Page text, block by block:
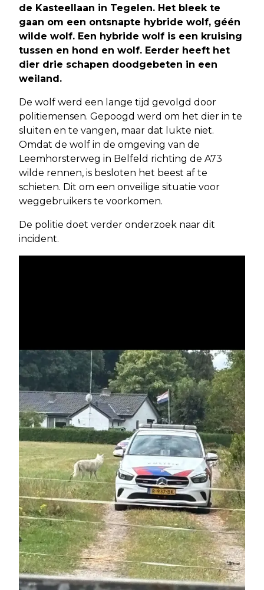
de Kasteellaan in Tegelen. Het bleek te
gaan om een ontsnapte hybride wolf, géén
wilde wolf. Een hybride wolf is een kruising
tussen en hond en wolf. Eerder heeft het
dier drie schapen doodgebeten in een
weiland.
De wolf werd een lange tijd gevolgd door
politiemensen. Gepoogd werd om het dier in te
sluiten en te vangen, maar dat lukte niet.
Omdat de wolf in de omgeving van de
Leemhorsterweg in Belfeld richting de A73
wilde rennen, is besloten het beest af te
schieten. Dit om een onveilige situatie voor
weggebruikers te voorkomen.
De politie doet verder onderzoek naar dit
incident.